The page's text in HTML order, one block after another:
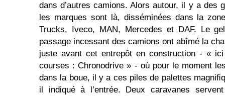
dans d’autres camions. Alors autour, il y a des
les marques sont là, disséminées dans la
Trucks, Iveco, MAN, Mercedes et DAF. Le
passage incessant des camions ont abîmé la
juste avant cet entrepôt en construction - «
courses : Chronodrive » - où pour le moment
dans la boue, il y a ces piles de palettes
il indiqué à l’entrée. Deux caravanes